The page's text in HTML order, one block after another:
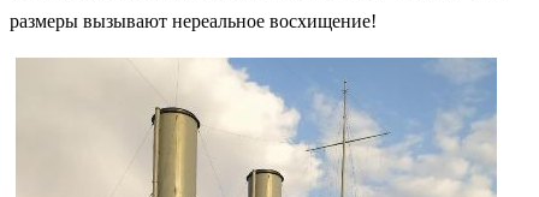
размеры вызывают нереальное восхищение!